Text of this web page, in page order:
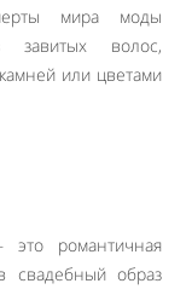
мира моды
завитых волос,
или цветами
романтичная
свадебный образ